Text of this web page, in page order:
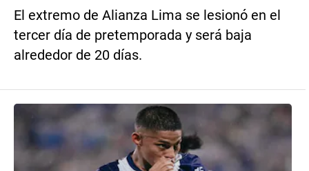
El extremo de Alianza Lima se lesionó en el
tercer día de pretemporada y será baja
alrededor de 20 días.